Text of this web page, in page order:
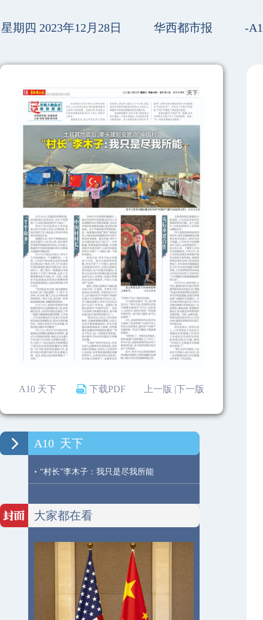
星期四 2023年12月28日 华西都市报 -
A10 天下 下载PDF 下一版
上一版 |
A10 天下
· “村长”李木子：我只是尽我所能
大家都在看